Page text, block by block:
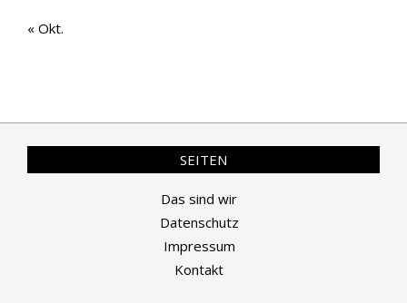
« Okt.
SEITEN
Das sind wir
Datenschutz
Impressum
Kontakt